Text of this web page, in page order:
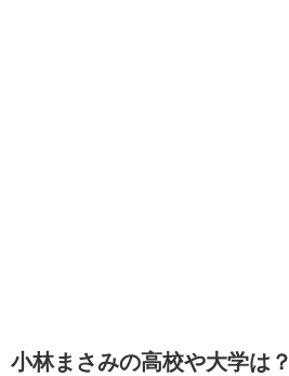
小林まさみの高校や大学は？